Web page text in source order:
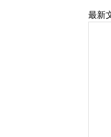
最新